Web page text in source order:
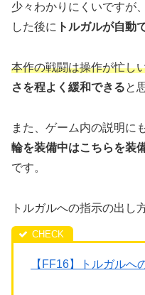
少々わかりにくいですが
した後に トルガルが自動
本作の戦闘は操作が忙し
さを程よく緩和できると
また、ゲーム内の説明に
輪を装備中はこちらを装
です。
トルガルへの指示の出し
【FF16】トルガルへ